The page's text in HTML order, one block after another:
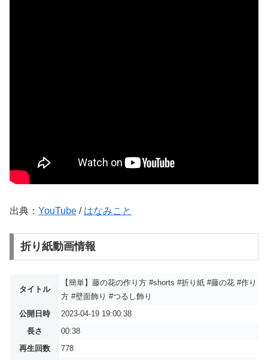
出典： YouTube / はなみこと
折り紙動画情報
タイトル
【簡単】藤の花の作り方 #shorts #折り紙 #藤の花 #作り
方 #壁面飾り #つるし飾り
公開日時
2023-04-19 19:00:38
長さ
00:38
再生回数
778